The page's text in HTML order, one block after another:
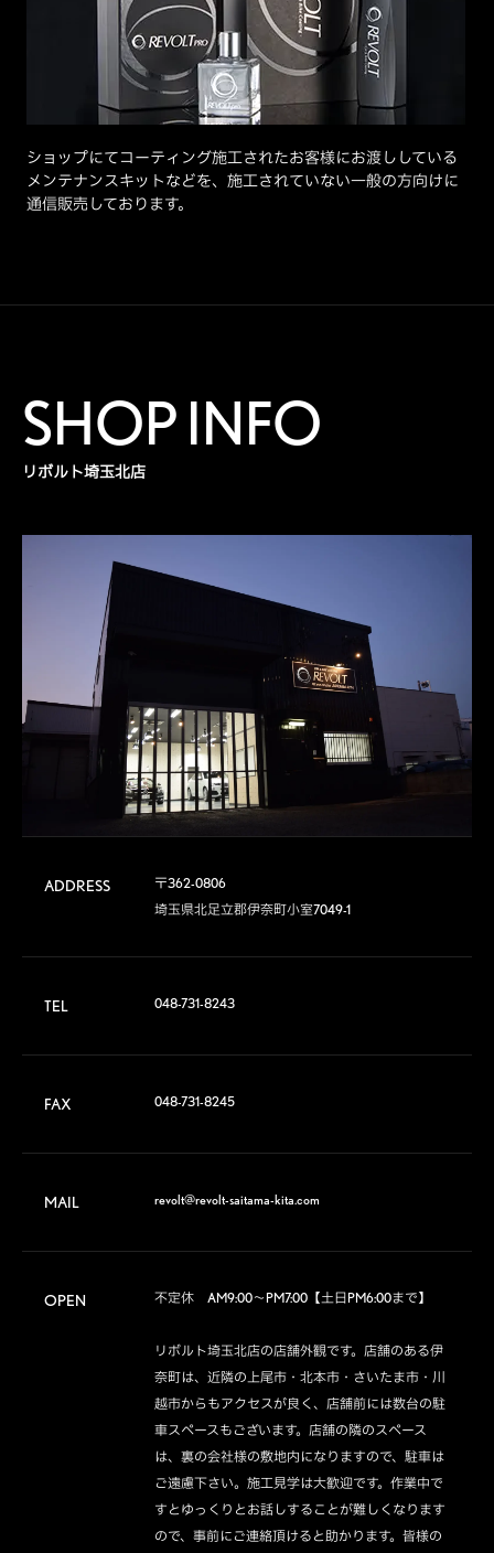
ショップにてコーティング施工されたお客様にお渡ししている
メンテナンスキットなどを、施工されていない一般の方向けに
通信販売しております。
SHOP INFO
リボルト埼玉北店
ADDRESS
〒362-0806
埼玉県北足立郡伊奈町小室7049-1
TEL 048-731-8243
FAX 048-731-8245
MAIL revolt@revolt-saitama-kita.com
OPEN 不定休　AM9:00～PM7:00【土日PM6:00まで】
リボルト埼玉北店の店舗外観です。店舗のある伊
奈町は、近隣の上尾市・北本市・さいたま市・川
越市からもアクセスが良く、店舗前には数台の駐
車スペースもございます。店舗の隣のスペース
は、裏の会社様の敷地内になりますので、駐車は
ご遠慮下さい。施工見学は大歓迎です。作業中で
すとゆっくりとお話しすることが難しくなります
ので、事前にご連絡頂けると助かります。皆様の